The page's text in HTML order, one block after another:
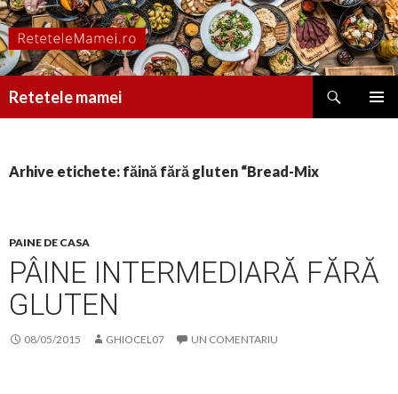
Retetele mamei
Arhive etichete: făină fără gluten “Bread-Mix
PAINE DE CASA
PÂINE INTERMEDIARĂ FĂRĂ
GLUTEN
08/05/2015 GHIOCEL07 UN COMENTARIU